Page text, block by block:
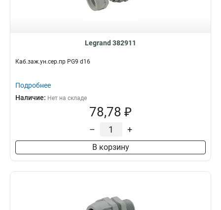
Legrand 382911
Каб.заж.ун.сер.пр PG9 d16
Подробнее
Наличие: Нет на складе
78,78 ₽
– +
В корзину